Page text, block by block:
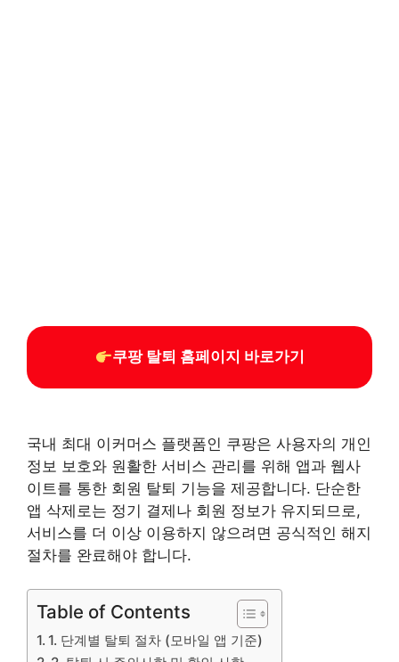
쿠팡 탈퇴 홈페이지 바로가기
국내 최대 이커머스 플랫폼인 쿠팡은 사용자의 개인
정보 보호와 원활한 서비스 관리를 위해 앱과 웹사
이트를 통한 회원 탈퇴 기능을 제공합니다. 단순한
앱 삭제로는 정기 결제나 회원 정보가 유지되므로,
서비스를 더 이상 이용하지 않으려면 공식적인 해지
절차를 완료해야 합니다.
Table of Contents
1. 단계별 탈퇴 절차 (모바일 앱 기준)